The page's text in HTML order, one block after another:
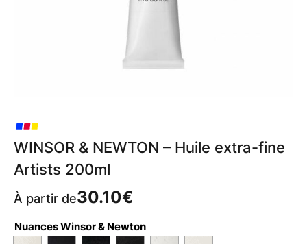
WINSOR & NEWTON – Huile extra-fine
Artists 200ml
À partir de30.10€
Nuances Winsor & Newton